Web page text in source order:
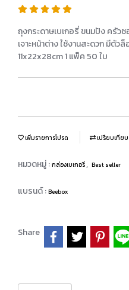
ถุงกระดาษเบเกอรี่ ขนมปัง ครัว
เจาะหน้าต่าง ใช้งานสะดวก มีตัว
11x22x28cm 1 แพ็ค 50 ใบ
เพิ่มรายการโปรด เปรียบเทียบ
หมวดหมู่ : กล่องเบเกอรี่, Best seller
แบรนด์ : Beebox
Share